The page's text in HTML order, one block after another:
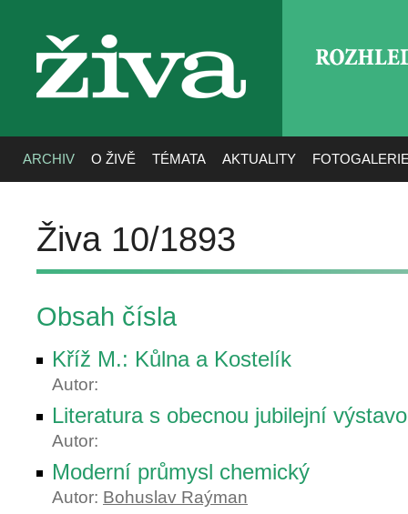
živa
ARCHIV O ŽIVĚ TÉMATA AKTUALITY
Živa 10/1893
Obsah čísla
Kříž M.: Kůlna a Kostelík
Autor:
Literatura s obecnou jubilejní
Autor:
Moderní průmysl chemický
Autor: Bohuslav Raýman